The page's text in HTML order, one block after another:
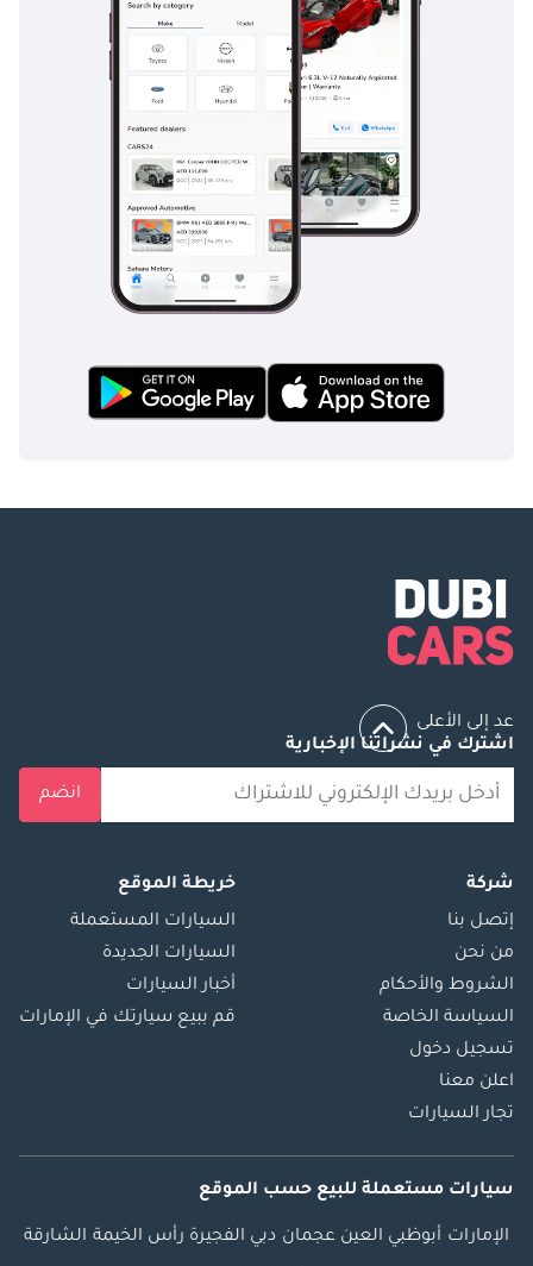
عد إلى الأعلى
اشترك في نشراتنا الإخبارية
انضم
شركة
إتصل بنا
من نحن
الشروط والأحكام
السياسة الخاصة
تسجيل دخول
اعلن معنا
تجار السيارات
خريطة الموقع
السيارات المستعملة
السيارات الجديدة
أخبار السيارات
قم ببيع سيارتك في الإمارات
سيارات مستعملة للبيع حسب الموقع
الإمارات أبوظبي العين عجمان دبي الفجيرة رأس الخيمة الشارقة